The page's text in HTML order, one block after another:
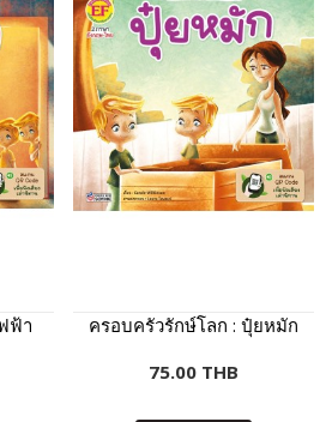
ฟ้า
ครอบครัวรักษ์โลก : ปุ๋ยหมัก
75.00 THB